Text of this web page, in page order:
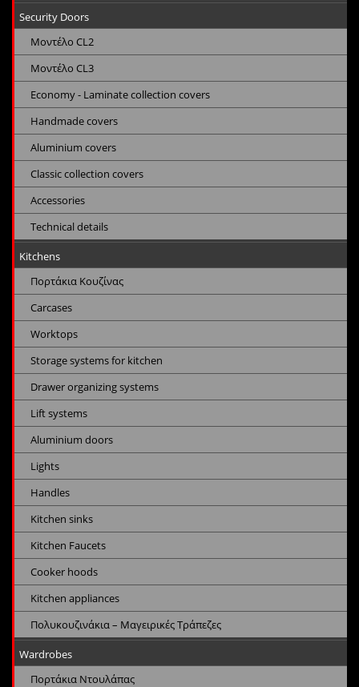
Security Doors
Μοντέλο CL2
Μοντέλο CL3
Economy - Laminate collection covers
Handmade covers
Aluminium covers
Classic collection covers
Accessories
Technical details
Kitchens
Πορτάκια Κουζίνας
Carcases
Worktops
Storage systems for kitchen
Drawer organizing systems
Lift systems
Aluminium doors
Lights
Handles
Kitchen sinks
Kitchen Faucets
Cooker hoods
Kitchen appliances
Πολυκουζινάκια – Μαγειρικές Τράπεζες
Wardrobes
Πορτάκια Ντουλάπας